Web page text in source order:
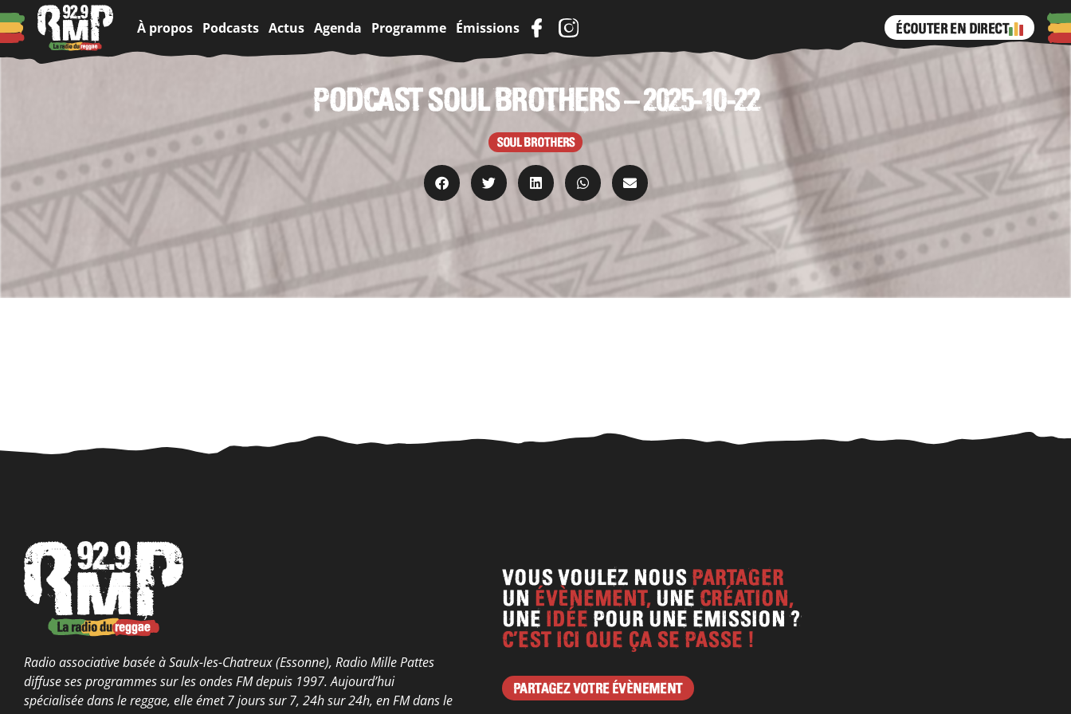
À propos Podcasts Actus Agenda Programme Émissions ÉCOUTER EN DIRECT
PODCAST SOUL BROTHERS – 2025-10-22
SOUL BROTHERS
Radio associative basée à Saulx-les-Chatreux (Essonne), Radio Mille Pattes
diffuse ses programmes sur les ondes FM depuis 1997. Aujourd’hui
spécialisée dans le reggae, elle émet 7 jours sur 7, 24h sur 24h, en FM dans le
VOUS VOULEZ NOUS PARTAGER
UN ÉVÈNEMENT, UNE CRÉATION,
UNE IDÉE POUR UNE EMISSION ?
C’EST ICI QUE ÇA SE PASSE !
PARTAGEZ VOTRE ÉVÈNEMENT